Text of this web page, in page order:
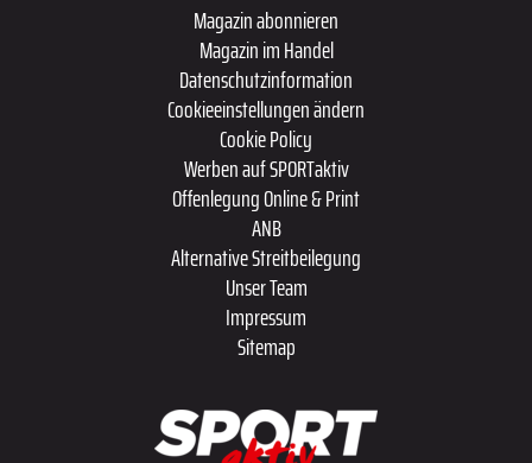
Magazin abonnieren
Magazin im Handel
Datenschutzinformation
Cookieeinstellungen ändern
Cookie Policy
Werben auf SPORTaktiv
Offenlegung Online & Print
ANB
Alternative Streitbeilegung
Unser Team
Impressum
Sitemap